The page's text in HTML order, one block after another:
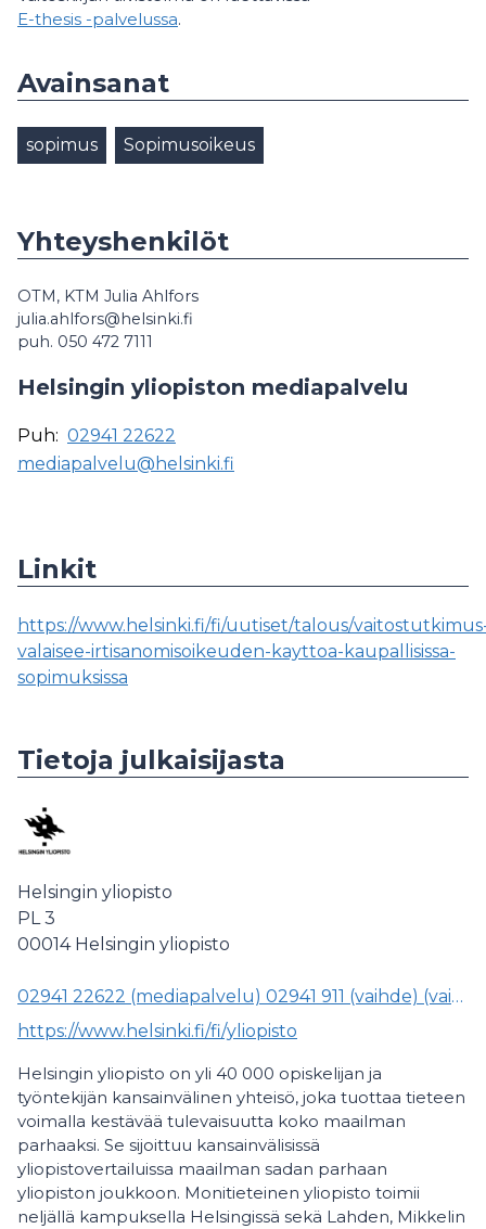
E-thesis -palvelussa.
Avainsanat
sopimus Sopimusoikeus
Yhteyshenkilöt
OTM, KTM Julia Ahlfors
julia.ahlfors@helsinki.fi
puh. 050 472 7111
Helsingin yliopiston mediapalvelu
Puh: 02941 22622
mediapalvelu@helsinki.fi
Linkit
https://www.helsinki.fi/fi/uutiset/talous/
valaisee-irtisanomisoikeuden-kayttoa-kaupallisissa-
sopimuksissa
Tietoja julkaisijasta
Helsingin yliopisto
PL 3
00014 Helsingin yliopisto
02941 22622 (mediapalvelu) 02941 911 (vaihde) (vaihde)
https://www.helsinki.fi/fi/yliopisto
Helsingin yliopisto on yli 40 000 opiskelijan ja
työntekijän kansainvälinen yhteisö, joka tuottaa tieteen
voimalla kestävää tulevaisuutta koko maailman
parhaaksi. Se sijoittuu kansainvälisissä
yliopistovertailuissa maailman sadan parhaan
yliopiston joukkoon. Monitieteinen yliopisto toimii
neljällä kampuksella Helsingissä sekä Lahden, Mikkelin